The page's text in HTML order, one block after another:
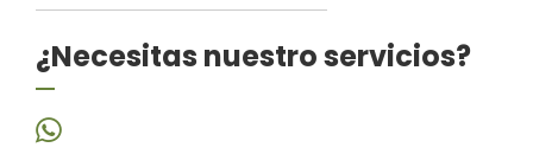
¿Necesitas nuestro servicios?